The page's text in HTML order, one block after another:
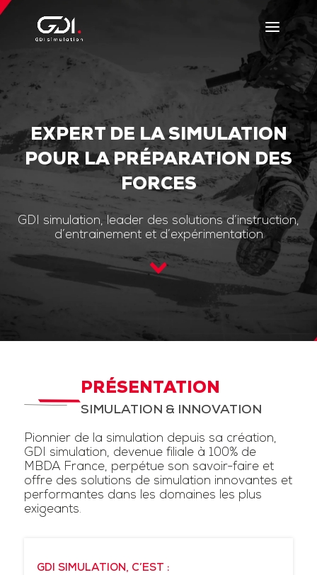
EXPERT DE LA SIMULATION
POUR LA PRÉPARATION DES
FORCES
GDI simulation, leader des solutions d’instruction,
d’entrainement et d’expérimentation
PRÉSENTATION
SIMULATION & INNOVATION
Pionnier de la simulation depuis sa création,
GDI simulation, devenue filiale à 100% de
MBDA France, perpétue son savoir-faire et
offre des solutions de simulation innovantes et
performantes dans les domaines les plus
exigeants.
GDI SIMULATION, C’EST :